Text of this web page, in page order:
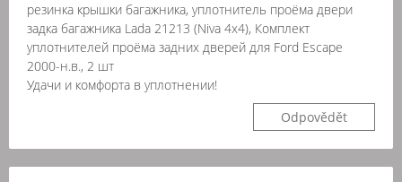
резинка крышки багажника, уплотнитель проёма двери
задка багажника Lada 21213 (Niva 4x4), Комплект
уплотнителей проёма задних дверей для Ford Escape
2000-н.в., 2 шт
Удачи и комфорта в уплотнении!
Odpovědět